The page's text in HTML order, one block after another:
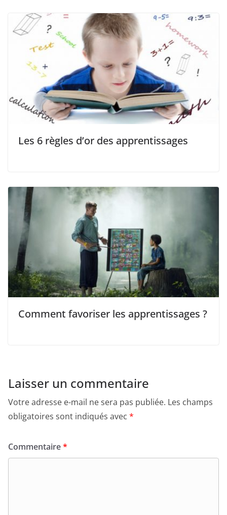
Les 6 règles d’or des apprentissages
Comment favoriser les apprentissages ?
Laisser un commentaire
Votre adresse e-mail ne sera pas publiée. Les champs
obligatoires sont indiqués avec *
Commentaire*